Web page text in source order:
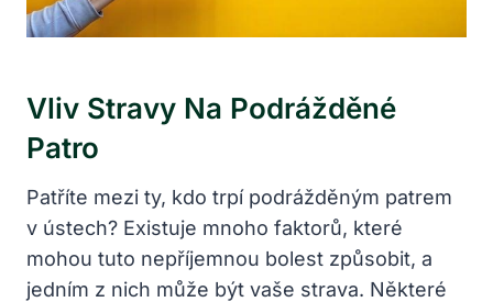
Vliv Stravy Na Podrážděné
Patro
Patříte mezi ty, kdo trpí podrážděným patrem
v ústech? Existuje mnoho faktorů, které
mohou tuto nepříjemnou bolest způsobit, a
jedním z nich může být vaše strava. Některé